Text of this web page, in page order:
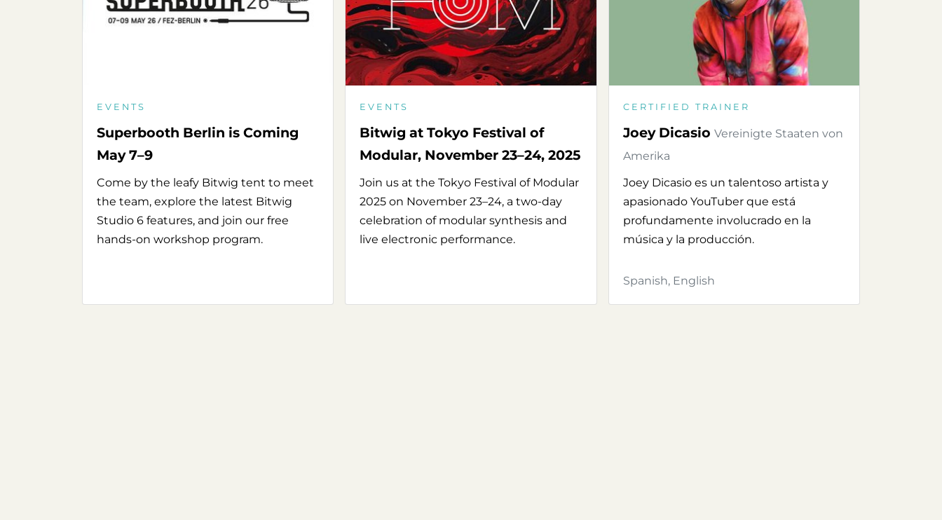
EVENTS
Superbooth Berlin is Coming
May 7–9
Come by the leafy Bitwig tent to meet
the team, explore the latest Bitwig
Studio 6 features, and join our free
hands-on workshop program.
EVENTS
Bitwig at Tokyo Festival of
Modular, November 23–24, 2025
Join us at the Tokyo Festival of Modular
2025 on November 23–24, a two-day
celebration of modular synthesis and
live electronic performance.
CERTIFIED TRAINER
Joey Dicasio Vereinigte Staaten von
Amerika
Joey Dicasio es un talentoso artista y
apasionado YouTuber que está
profundamente involucrado en la
música y la producción.
Spanish, English